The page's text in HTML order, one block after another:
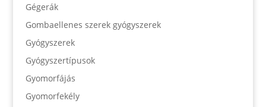
Gégerák
Gombaellenes szerek gyógyszerek
Gyógyszerek
Gyógyszertípusok
Gyomorfájás
Gyomorfekély